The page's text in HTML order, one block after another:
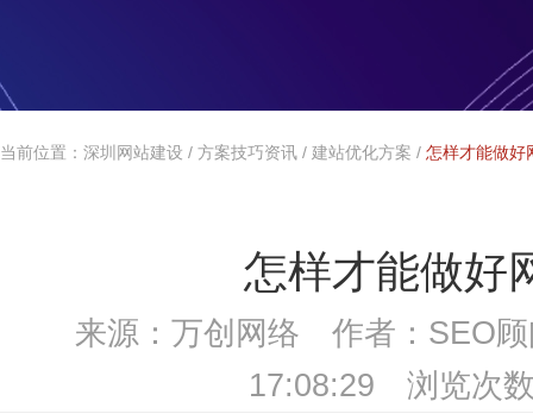
当前位置： 深圳网站建设 / 方案技巧资讯 / 建站优化方案 / 怎样才能做好
怎样才能做好
来源：万创网络 作者：SEO
17:08:29 浏览次